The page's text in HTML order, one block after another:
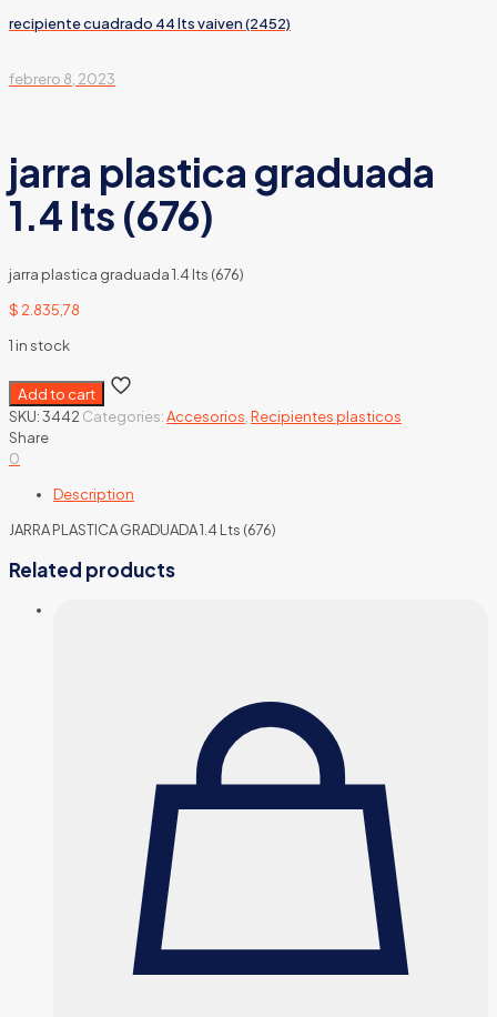
recipiente cuadrado 44 lts vaiven (2452)
febrero 8, 2023
jarra plastica graduada
1.4 lts (676)
jarra plastica graduada 1.4 lts (676)
$ 2.835,78
1 in stock
Add to cart
SKU:3442 Categories:Accesorios Recipientes plasticos
Share
0
Description
JARRA PLASTICA GRADUADA 1.4 Lts (676)
Related products